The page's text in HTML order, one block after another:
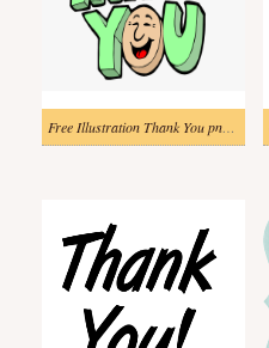
Free Illustration Thank You png image